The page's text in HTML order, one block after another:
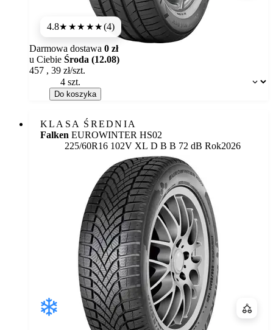
4.8★★★★★(4)
Dostępność:
Darmowa dostawa 0 zł
u Ciebie Środa (12.08)
457 , 39 zł/szt.
Do koszyka
KLASA ŚREDNIA
Falken EUROWINTER HS02
225/60R16 102V XL Etykieta:
D B B 72 dB Rok2026